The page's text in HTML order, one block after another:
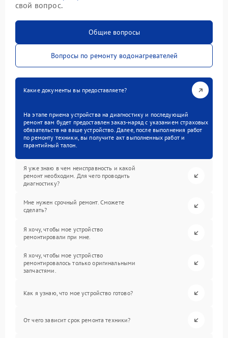
свой вопрос.
Общие вопросы
Вопросы по ремонту водонагревателей
Какие документы вы предоставляете?
На этапе приема устройства на диагностику и последующий
ремонт вам будет предоставлен заказ-наряд с указанием страховых
обязательств на ваше устройство. Далее, после выполнения работ
по ремонту техники, вы получите акт выполненных работ и
гарантийный талон.
Я уже знаю в чем неисправность и какой
ремонт необходим. Для чего проводить
диагностику?
Мне нужен срочный ремонт. Сможете
сделать?
Я хочу, чтобы мое устройство
ремонтировали при мне.
Я хочу, чтобы мое устройство
ремонтировалось только оригинальными
запчастями.
Как я узнаю, что мое устройство готово?
От чего зависит срок ремонта техники?